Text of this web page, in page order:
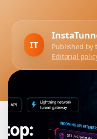
IT
Published by
Editorial